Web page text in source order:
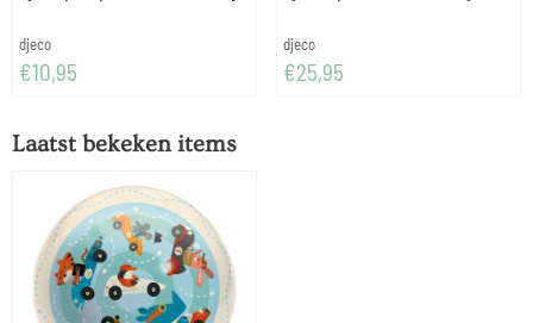
Merk:
djeco
Prijs: 10,95
€10,95
Merk:
djeco
Prijs: 25,95
€25,95
Laatst bekeken items